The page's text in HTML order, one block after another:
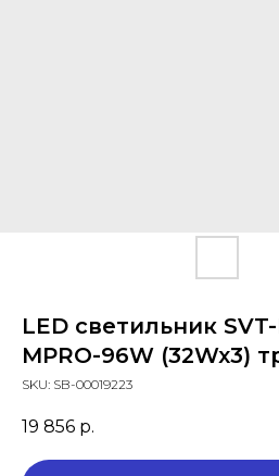
LED светильник
MPRO-96W (32Wx3)
SKU: SB-00019223
19 856 р.